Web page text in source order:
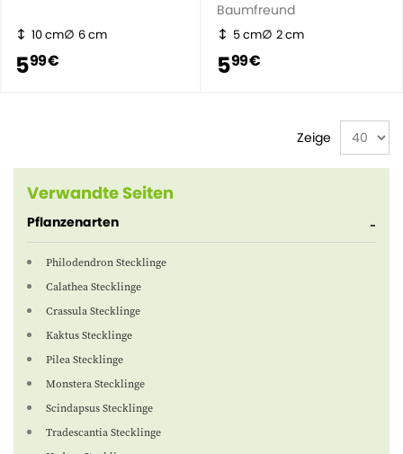
10 cm 6 cm
599 €
Baumfreund
5 cm 2 cm
599 €
Zeige
Verwandte Seiten
Pflanzenarten
Philodendron Stecklinge
Calathea Stecklinge
Crassula Stecklinge
Kaktus Stecklinge
Pilea Stecklinge
Monstera Stecklinge
Scindapsus Stecklinge
Tradescantia Stecklinge